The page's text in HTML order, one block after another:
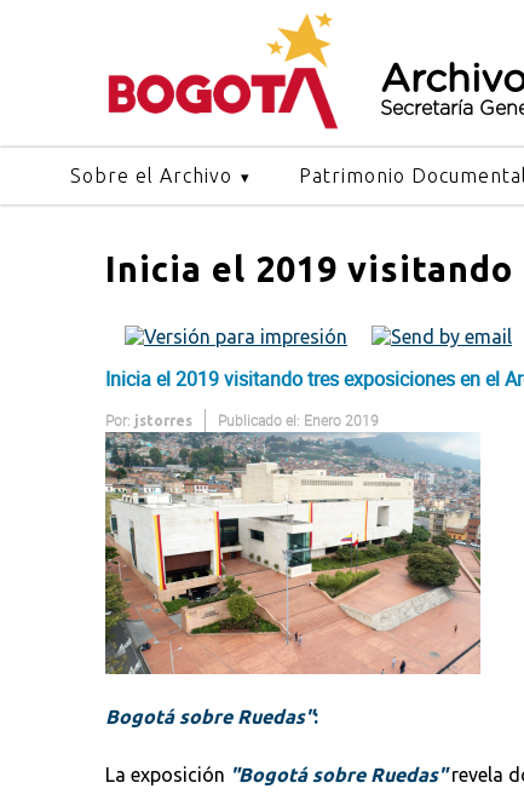
Secretaría
Sobre el Archivo Patrimonio Documental
Inicia el 2019
Inicia el 2019 visitando tres exposiciones en el
Por: jstorres Publicado el: Enero 2019
Bogotá sobre Ruedas":
La exposición "Bogotá sobre Ruedas"revela